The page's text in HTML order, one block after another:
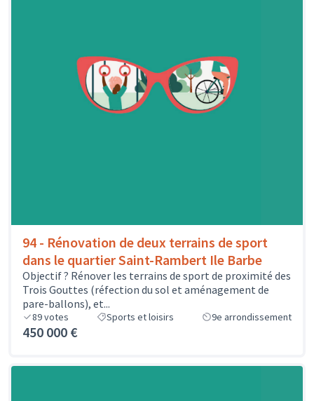
94 - Rénovation de deux terrains de sport
dans le quartier Saint-Rambert Ile Barbe
Objectif ? Rénover les terrains de sport de proximité des
Trois Gouttes (réfection du sol et aménagement de
pare-ballons), et...
89votes Sports et loisirs 9e arrondissement
450 000 €